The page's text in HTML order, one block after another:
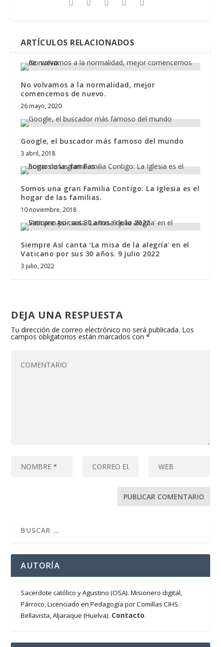
ARTÍCULOS RELACIONADOS
No volvamos a la normalidad, mejor
comencemos de nuevo.
26 mayo, 2020
Google, el buscador más famoso del mundo
3 abril, 2018
Somos una gran Familia Contigo: La Iglesia es el
hogar de las familias.
10 noviembre, 2018
Siempre Así canta ‘La misa de la alegría’ en el
Vaticano por sus 30 años. 9 julio 2022
3 julio, 2022
DEJA UNA RESPUESTA
Tu dirección de correo electrónico no será publicada. Los
campos obligatorios están marcados con*
AUTORÍA
Sacerdote católico y Agustino (OSA). Misionero digital,
Párroco, Licenciado en Pedagogía por Comillas CIHS.
Bellavista, Aljaraque (Huelva). Contacto.